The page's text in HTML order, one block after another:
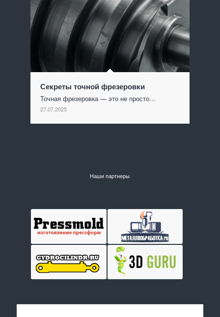
Секреты точной фрезеровки
Точная фрезеровка — это не просто…
27.07.2025
Наши партнеры